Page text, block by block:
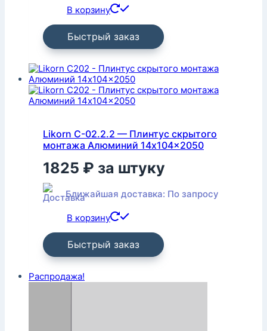
В корзину
Быстрый заказ
Likorn С-02.2.2 — Плинтус скрытого
монтажа Алюминий 14x104x2050
1825 ₽ за штуку
Ближайшая доставка: По запросу
В корзину
Быстрый заказ
Распродажа!